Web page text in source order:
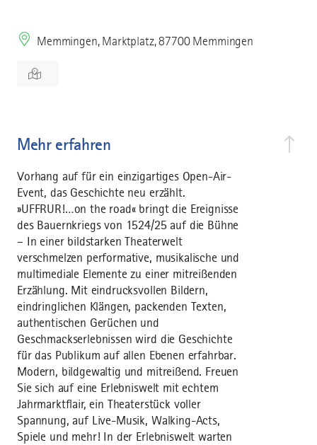
Memmingen, Marktplatz, 87700 Memmingen
Mehr erfahren
Vorhang auf für ein einzigartiges Open-Air-
Event, das Geschichte neu erzählt.
»UFFRUR!…on the road« bringt die Ereignisse
des Bauernkriegs von 1524/25 auf die Bühne
– In einer bildstarken Theaterwelt
verschmelzen performative, musikalische und
multimediale Elemente zu einer mitreißenden
Erzählung. Mit eindrucksvollen Bildern,
eindringlichen Klängen, packenden Texten,
authentischen Gerüchen und
Geschmackserlebnissen wird die Geschichte
für das Publikum auf allen Ebenen erfahrbar.
Modern, bildgewaltig und mitreißend. Freuen
Sie sich auf eine Erlebniswelt mit echtem
Jahrmarktflair, ein Theaterstück voller
Spannung, auf Live-Musik, Walking-Acts,
Spiele und mehr! In der Erlebniswelt warten